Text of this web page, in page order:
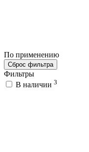
По применению
Сброс фильтра
Фильтры
В наличии 3